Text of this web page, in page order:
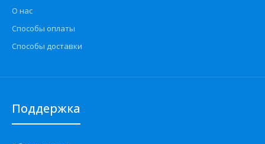
О нас
Способы оплаты
Способы доставки
Поддержка